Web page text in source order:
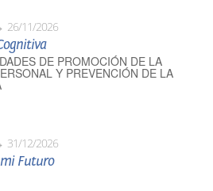
26/11/2026
DE PROMOCIÓN DE LA
Y PREVENCIÓN DE LA
31/12/2026
Futuro